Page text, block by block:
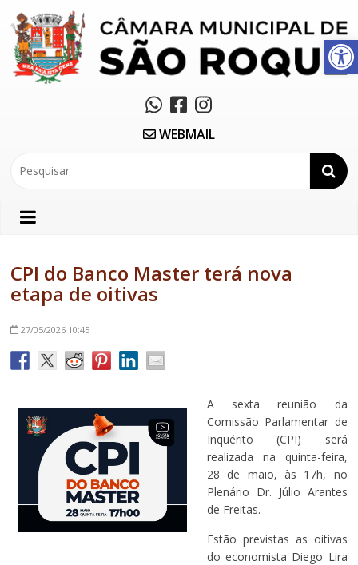
Abrir a barra de ferramentas
WEBMAIL
CPI do Banco Master terá nova
etapa de oitivas
27/05/2026 10:45
A sexta reunião da
Comissão Parlamentar de
Inquérito (CPI) será
realizada na quinta-feira,
28 de maio, às 17h, no
Plenário Dr. Júlio Arantes
de Freitas.
Estão previstas as oitivas
do economista Diego Lira